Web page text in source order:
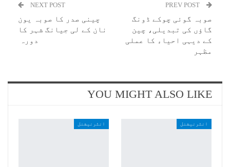
صوبہ گوئی چوکے ڈونگ
گاؤں کی تبدیلی، چین
کے دیہی احیاء کا عملی
مظہر
NEXT POST
چینی صدر کا صوبہ یون
نان کے لی جیانگ شہر کا
دورہ
YOU MIGHT ALSO LIKE
انٹرنیشنل انٹرنیشنل